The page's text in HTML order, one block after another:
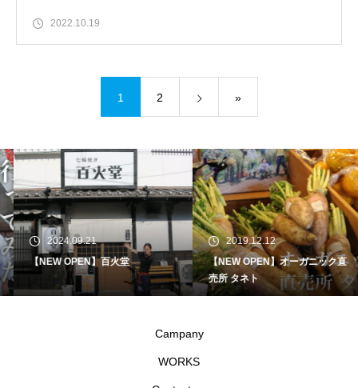
2022.10.19
1 2 »
2024.09.21
【NEW OPEN】百火堂
2019.12.12
【NEW OPEN】オーガニック直
売所 タネト
Campany
WORKS